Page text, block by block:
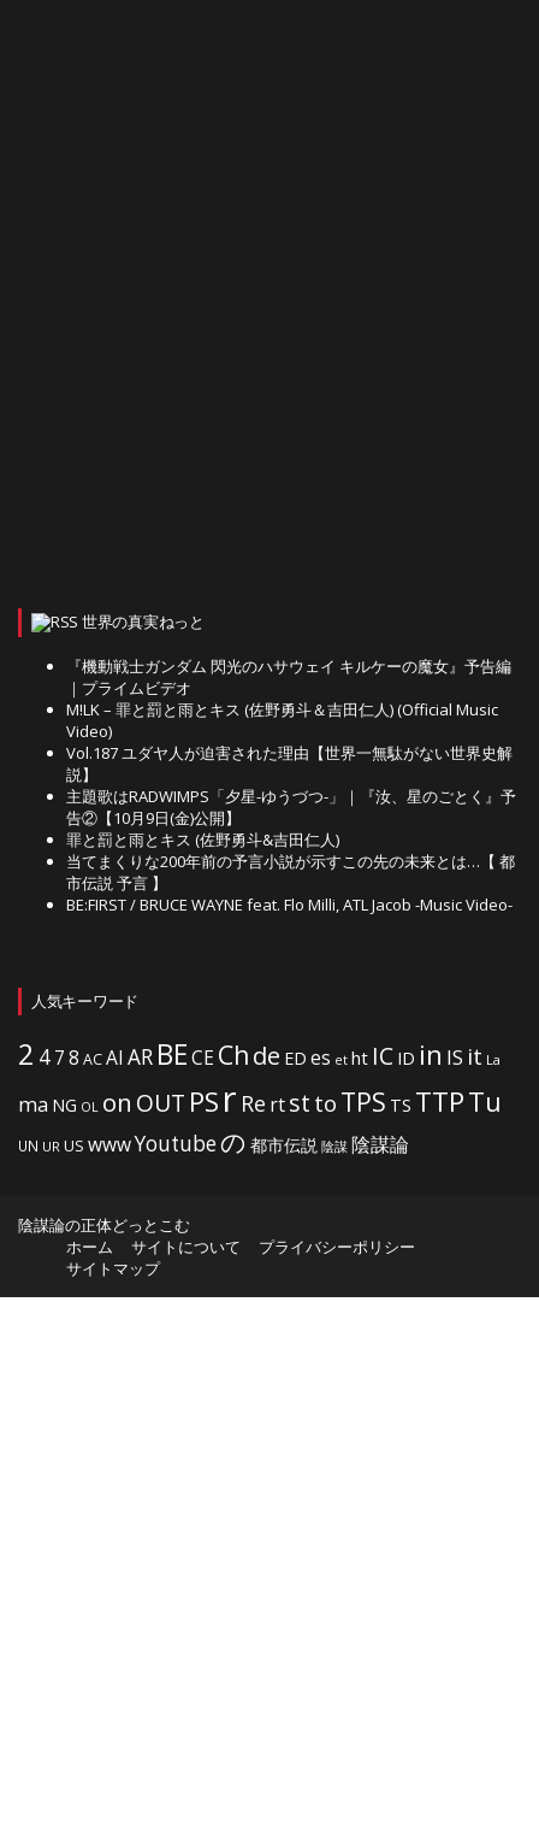
世界の真実ねっと
『機動戦士ガンダム 閃光のハサウェイ キルケーの魔女』予告編
｜プライムビデオ
M!LK – 罪と罰と雨とキス (佐野勇斗＆吉田仁人) (Official Music
Video)
Vol.187 ユダヤ人が迫害された理由【世界一無駄がない世界史解
説】
主題歌はRADWIMPS「夕星-ゆうづつ-」｜『汝、星のごとく』予
告②【10月9日(金)公開】
罪と罰と雨とキス (佐野勇斗&吉田仁人)
当てまくりな200年前の予言小説が示すこの先の未来とは…【 都
市伝説 予言 】
BE:FIRST / BRUCE WAYNE feat. Flo Milli, ATL Jacob -Music Video-
人気キーワード
2 478 ACAI AR BECE Chde ED es et ht IC ID in IS it La
ma NG OL on OUT PSr Re rtsttoTPS TS TTPTu
UN UR US wwwYoutubeの 都市伝説 陰謀 陰謀論
陰謀論の正体どっとこむ
ホーム
サイトについて
プライバシーポリシー
サイトマップ